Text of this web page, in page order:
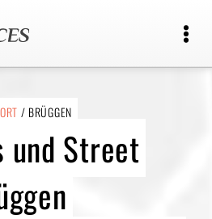
/ BRÜGGEN
und Street